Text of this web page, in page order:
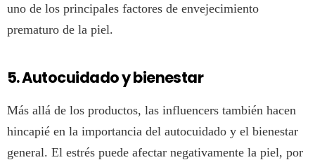
uno de los principales factores de envejecimiento
prematuro de la piel.
5. Autocuidado y bienestar
Más allá de los productos, las influencers también hacen
hincapié en la importancia del autocuidado y el bienestar
general. El estrés puede afectar negativamente la piel, por